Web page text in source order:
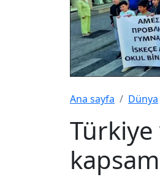
Ana sayfa Dünya
Türkiye